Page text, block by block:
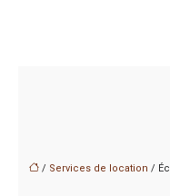
/ Services de location /